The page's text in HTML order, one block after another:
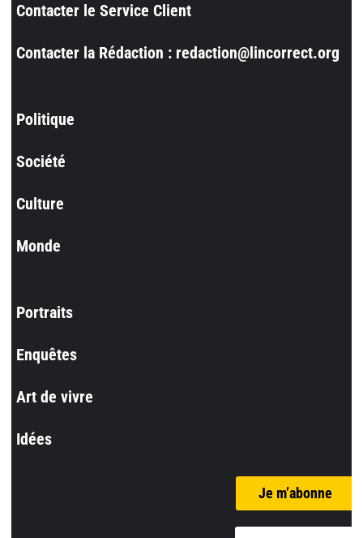
Contacter le Service Client
Contacter la Rédaction : redaction@lincorrect.org
Politique
Société
Culture
Monde
Portraits
Enquêtes
Art de vivre
Idées
Je m’abonne